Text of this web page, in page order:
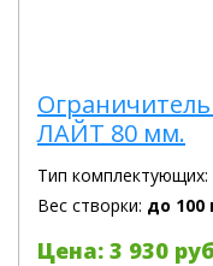
ЛАЙТ 80 мм.
Тип комплектующих:
Вес створки: до 100
Цена: 3 930